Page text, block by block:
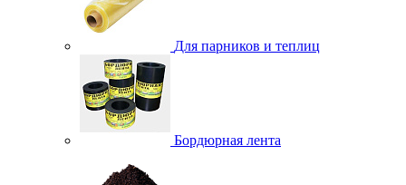
Для парников и теплиц
Бордюрная лента